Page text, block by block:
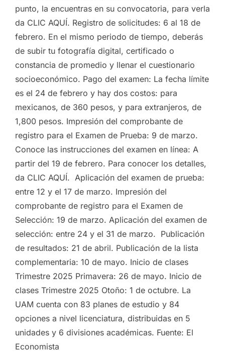
punto, la encuentras en su convocatoria, para verla
da CLIC AQUÍ. Registro de solicitudes: 6 al 18 de
febrero. En el mismo periodo de tiempo, deberás
de subir tu fotografía digital, certificado o
constancia de promedio y llenar el cuestionario
socioeconómico. Pago del examen: La fecha límite
es el 24 de febrero y hay dos costos: para
mexicanos, de 360 pesos, y para extranjeros, de
1,800 pesos. Impresión del comprobante de
registro para el Examen de Prueba: 9 de marzo.
Conoce las instrucciones del examen en línea: A
partir del 19 de febrero. Para conocer los detalles,
da CLIC AQUÍ. Aplicación del examen de prueba:
entre 12 y el 17 de marzo. Impresión del
comprobante de registro para el Examen de
Selección: 19 de marzo. Aplicación del examen de
selección: entre 24 y el 31 de marzo. Publicación
de resultados: 21 de abril. Publicación de la lista
complementaria: 10 de mayo. Inicio de clases
Trimestre 2025 Primavera: 26 de mayo. Inicio de
clases Trimestre 2025 Otoño: 1 de octubre. La
UAM cuenta con 83 planes de estudio y 84
opciones a nivel licenciatura, distribuidas en 5
unidades y 6 divisiones académicas. Fuente: El
Economista